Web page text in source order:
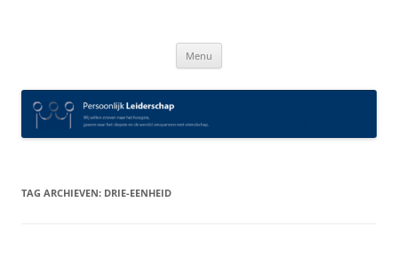
Menu
TAG ARCHIEVEN: DRIE-EENHEID